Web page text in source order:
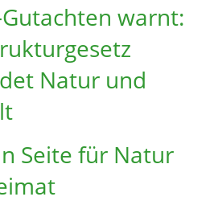
warnt:
Natur und
Seite für Natur